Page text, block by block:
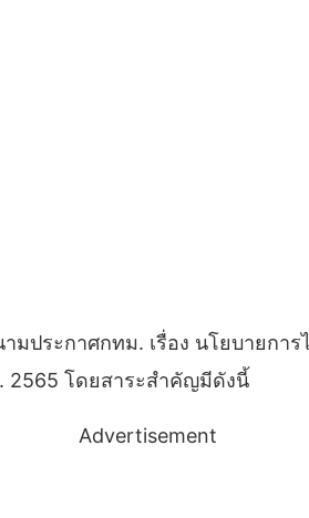
ประกาศกทม. เรื่อง นโยบายก
2565 โดยสาระสำคัญมีดังนี้
Advertisement